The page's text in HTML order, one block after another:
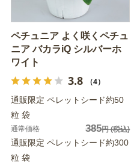
ペチュニア よく咲くペチュ
ニア バカラiQ シルバーホ
ワイト
3.8 （4）
通販限定 ペレットシード約50
粒 袋
通常価格 385円(税込)
通販限定 ペレットシード約300
粒 袋